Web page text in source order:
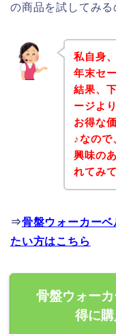
の商品を試してみ
私自身
年末セ
結果、
ージよ
お得な
♪なので
興味の
れてみ
⇒骨盤ウォーカー
たい方はこちら
骨盤ウォー
得に